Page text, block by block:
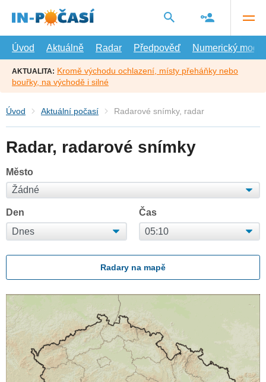
hlavní
Úvod
Aktuálně Radar Předpověď Numerický model
AKTUALITA: Kromě východu ochlazení, místy přeháňky nebo
bouřky, na východě i silné
Úvod Aktuální počasí Radarové snímky, radar
Radar, radarové snímky
Město
Den Čas
Radary na mapě